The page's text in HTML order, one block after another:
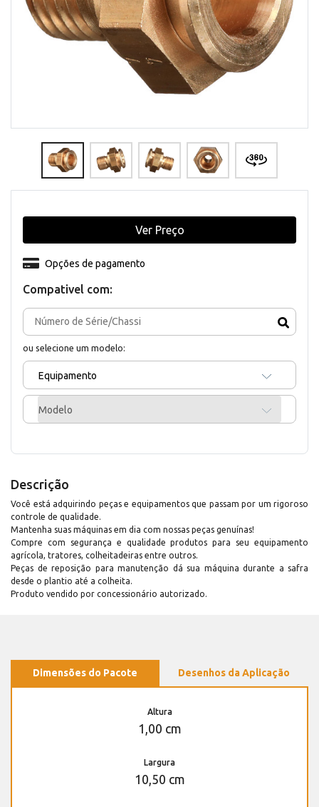
Compativel com:
ou selecione um modelo:
Equipamento
Modelo
Opções de pagamento
Ver Preço
Descrição
Você está adquirindo peças e equipamentos que passam por um rigoroso
controle de qualidade.
Mantenha suas máquinas em dia com nossas peças genuínas!
Compre com segurança e qualidade produtos para seu equipamento
agrícola, tratores, colheitadeiras entre outros.
Peças de reposição para manutenção dá sua máquina durante a safra
desde o plantio até a colheita.
Produto vendido por concessionário autorizado.
Dimensões do Pacote Desenhos da Aplicação
Altura
1,00 cm
Largura
10,50 cm